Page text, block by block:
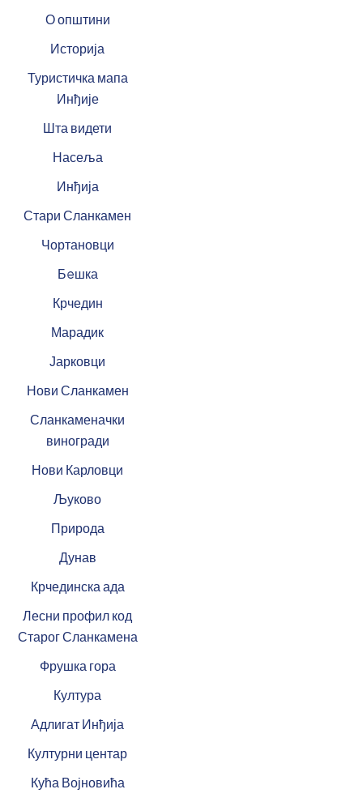
О општини
Историја
Туристичка мапа
Инђије
Шта видети
Насеља
Инђија
Стари Сланкамен
Чортановци
Бeшка
Крчедин
Марадик
Јарковци
Нови Сланкамен
Сланкаменачки
виногради
Нови Карловци
Љуково
Природа
Дунав
Крчединска ада
Лесни профил код
Старог Сланкамена
Фрушка гора
Култура
Адлигат Инђија
Културни центар
Кућа Војновића